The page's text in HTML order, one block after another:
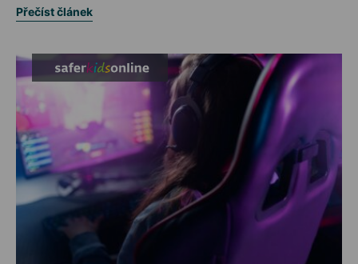
Přečíst článek